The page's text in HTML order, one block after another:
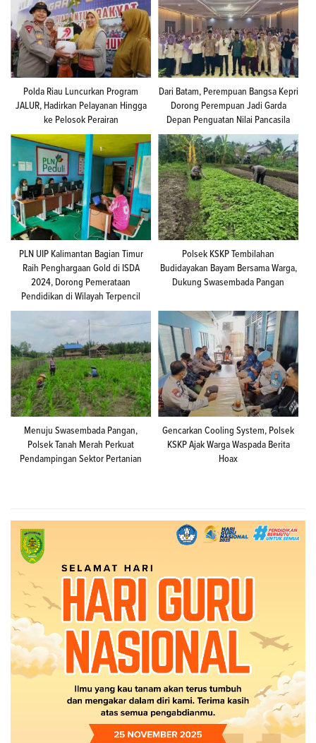
Polda Riau Luncurkan Program
JALUR, Hadirkan Pelayanan Hingga
ke Pelosok Perairan
Dari Batam, Perempuan Bangsa Kepri
Dorong Perempuan Jadi Garda
Depan Penguatan Nilai Pancasila
PLN UIP Kalimantan Bagian Timur
Raih Penghargaan Gold di ISDA
2024, Dorong Pemerataan
Pendidikan di Wilayah Terpencil
Polsek KSKP Tembilahan
Budidayakan Bayam Bersama Warga,
Dukung Swasembada Pangan
Menuju Swasembada Pangan,
Polsek Tanah Merah Perkuat
Pendampingan Sektor Pertanian
Gencarkan Cooling System, Polsek
KSKP Ajak Warga Waspada Berita
Hoax